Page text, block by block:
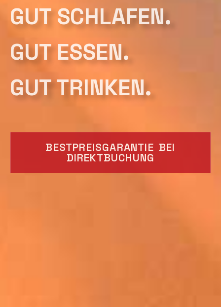
GUT SCHLAFEN.
GUT ESSEN.
GUT TRINKEN.
BESTPREISGARANTIE BEI
DIREKTBUCHUNG